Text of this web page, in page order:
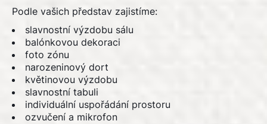
Podle vašich představ zajistíme:
slavnostní výzdobu sálu
balónkovou dekoraci
foto zónu
narozeninový dort
květinovou výzdobu
slavnostní tabuli
individuální uspořádání prostoru
ozvučení a mikrofon